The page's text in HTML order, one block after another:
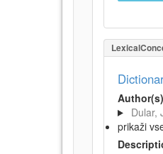
Dular,
prikaži